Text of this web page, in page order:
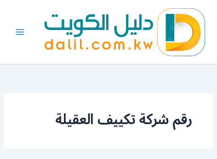
المحتوى
رقم شركة تكييف العقيلة